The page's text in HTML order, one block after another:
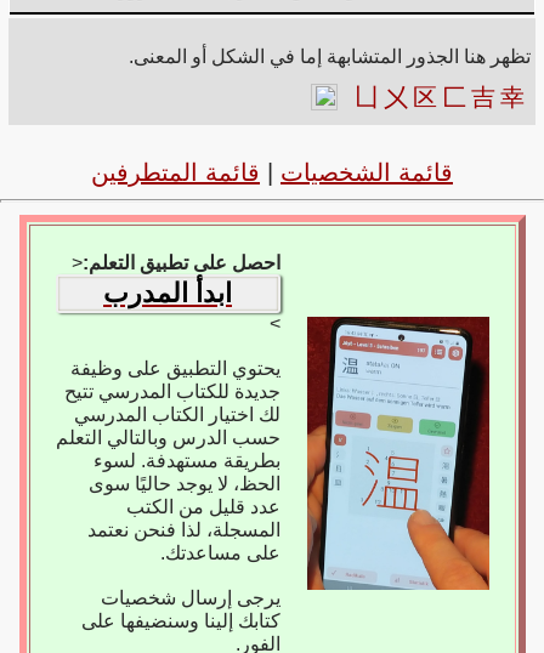
تظهر هنا الجذور المتشابهة إما في الشكل أو المعنى.
㐅 区 匚 吉幸
قائمة الشخصيات قائمة المتطرفين
احصل على تطبيق التعلم:<
ابدأ المدرب
>
يحتوي التطبيق على وظيفة
جديدة للكتاب المدرسي تتيح
لك اختيار الكتاب المدرسي
حسب الدرس وبالتالي التعلم
بطريقة مستهدفة. لسوء
الحظ، لا يوجد حاليًا سوى
عدد قليل من الكتب
المسجلة، لذا فنحن نعتمد
على مساعدتك.
يرجى إرسال شخصيات
كتابك إلينا وسنضيفها على
الفور.